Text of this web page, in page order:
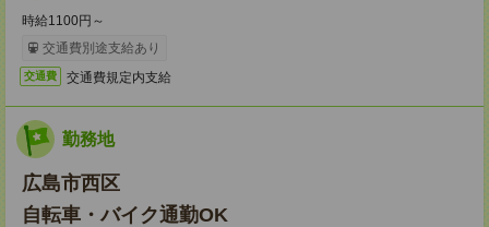
時給1100円～
交通費別途支給あり
交通費 交通費規定内支給
勤務地
広島市西区
自転車・バイク通勤OK